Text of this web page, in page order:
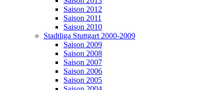
Saison 2012
Saison 2011
Saison 2010
Stadtliga Stuttgart 2000-2009
Saison 2009
Saison 2008
Saison 2007
Saison 2006
Saison 2005